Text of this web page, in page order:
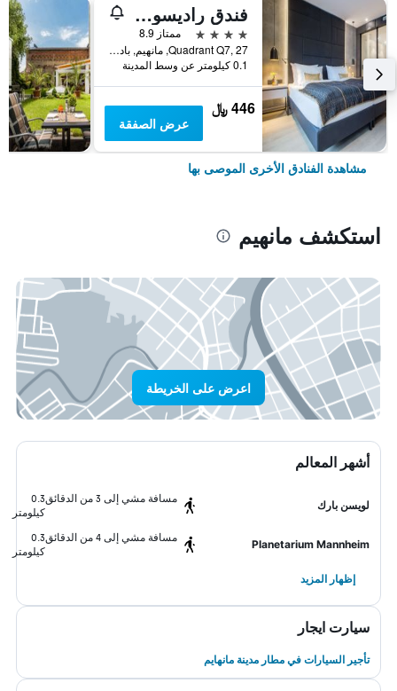
فندق راديسون بلو، مانهايم
4 نجوم
ممتاز 8.9
Quadrant Q7, 27, مانهيم, بادن - فورتمبيرغ, ألمانيا
0.1 كيلومتر عن وسط المدينة
446 ﷼
عرض الصفقة
مشاهدة الفنادق الأخرى الموصى بها
استكشف مانهيم
اعرض على الخريطة
أشهر المعالم
لويسن بارك
مسافة مشي إلى 3 من الدقائق
0.3
كيلومتر
Planetarium Mannheim
مسافة مشي إلى 4 من الدقائق
0.3
كيلومتر
إظهار المزيد
سيارت ايجار
تأجير السيارات في مطار مدينة مانهايم